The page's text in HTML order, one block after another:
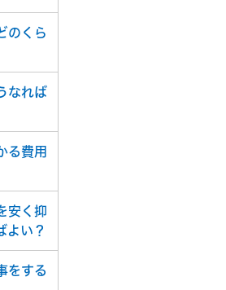
のくら
なれば
る費用
安く抑
よい？
をする